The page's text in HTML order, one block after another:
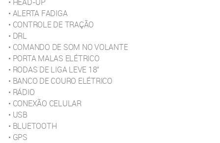
• ALERTA FADIGA
• CONTROLE DE TRAÇÃO
• DRL
• COMANDO DE SOM NO VOLANTE
• PORTA MALAS ELÉTRICO
• RODAS DE LIGA LEVE 18''
• BANCO DE COURO ELÉTRICO
• RÁDIO
• CONEXÃO CELULAR
• USB
• BLUETOOTH
• GPS